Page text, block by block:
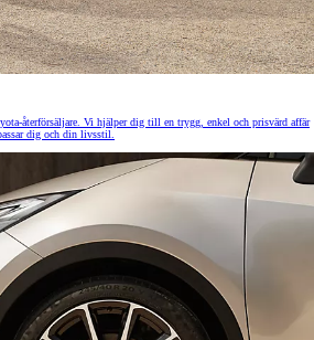
återförsäljare. Vi hjälper dig till en trygg, enkel och prisvärd affär
dig och din livsstil.